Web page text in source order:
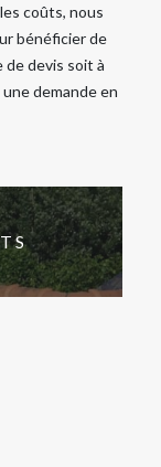
coûts, nous
bénéficier de
devis soit à
demande en